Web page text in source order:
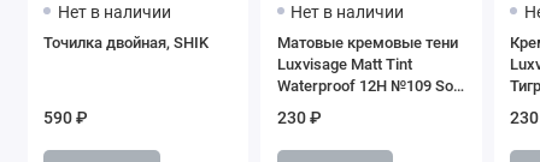
Нет в наличии
Точилка двойная, SHIK
590 ₽
Нет в наличии
Матовые кремовые тени
Luxvisage Matt Tint
Waterproof 12H №109 Soft
Brown
230 ₽